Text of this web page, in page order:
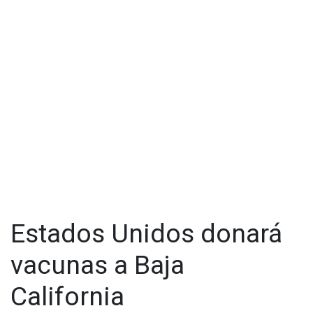
Estados Unidos donará
vacunas a Baja
California